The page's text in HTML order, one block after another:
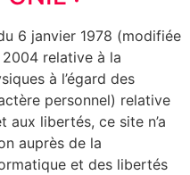
6 janvier 1978 (modifiée
relative à la
à l’égard des
personnel) relative
aux libertés, ce site n’a
auprès de la
et des libertés